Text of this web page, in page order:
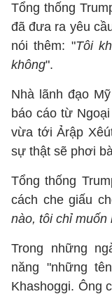
Tổng thống
đã đưa ra yêu
nói thêm: "Tôi
không".
Nhà lãnh đạo
báo cáo từ
vừa tới Ảrập
sự thật sẽ phơi
Tổng thống
cách che giấu
nào, tôi chỉ muốn
Trong những
năng "những tên
Khashoggi. Ông